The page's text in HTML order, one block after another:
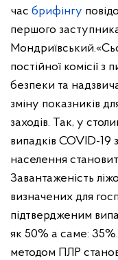
час брифінгу
першого
Мондриївський.
постійної комісії з
безпеки та
зміну показників
заходів. Так, у
випадків COVID-19
населення
Завантаженість
визначених для
підтвердженим
як 50% а саме:
методом ПЛР